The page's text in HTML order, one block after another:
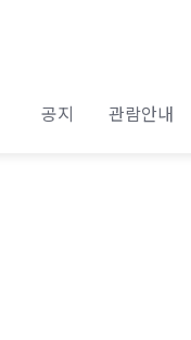
공지 관람안내